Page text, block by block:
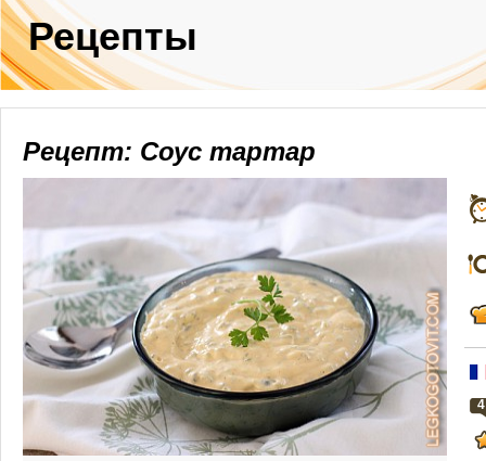
Рецепты
Рецепт: Соус тартар
4